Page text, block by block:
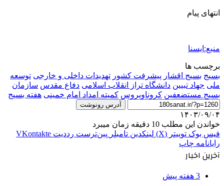
انتهای پیام
منبع:ایسنا
برچسب ها
بسيج بسیج اقشار پیشرفت کشور تهدیدات داخلی و خارجی توسعه
ملی جهاد تبیین دانشگاه تراز انقلاب اسلامی دفاع مقدس سازمان
بسيج مستضعفين کروناویروس کمیته امداد امام خمینی هفته بسیج
آدرس رونوشت
۱۴۰۳/۰۹/۰۴
خواندن این مطلب 10 دقیقه زمان میبرد
فیس بوک توییتر (X) لینکدین ‫تامبلر ‫پین‌ترست ‫رددیت ‫VKontakte
رایانامه چاپ
آخرین اخبار
3 هفته پیش